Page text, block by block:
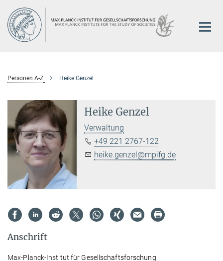
Hauptinhalt
Personen A-Z Heike Genzel
Heike Genzel
Verwaltung
+49 221 2767-122
heike.genzel@mpifg.de
Anschrift
Max-Planck-Institut für Gesellschaftsforschung